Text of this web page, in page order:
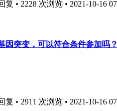
• 2228 次浏览 • 2021-10-16
因突变，可以符合条件参加吗
• 2911 次浏览 • 2021-10-16